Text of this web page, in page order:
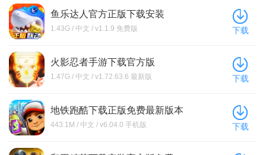
鱼乐达人官方正版下载安装
1.43G / 中文 / v1.1.9 免费版 下载
火影忍者手游下载官方版
1.47G / 中文 / v1.72.63.6 最新版 下载
地铁跑酷下载正版免费最新版本
443.1M / 中文 / v6.04.0 手机版 下载